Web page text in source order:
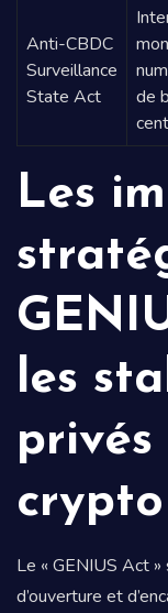
Anti-CBDC
Surveillance
State Act
de
Les
les
crypto
Le « GENIUS Act »
d’ouverture et